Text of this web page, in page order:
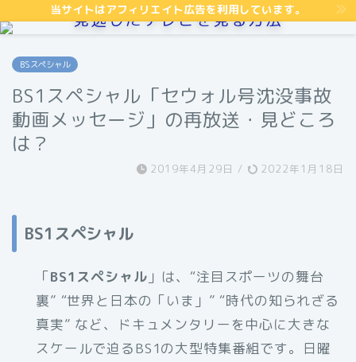
当サイトはアフィリエイト広告を利用しています。
見逃したテレビを見る方法
BSスペシャル
BS1スペシャル「セウォル号沈没事故
動画メッセージ」の再放送・見どころ
は？
2019年4月29日 / 2022年1月18日
BS1スペシャル
「BS1スペシャル 」は、“注目スポーツの舞台
裏” “世界と日本の「いま」” “時代の知られざる
真実” など、ドキュメンタリーを中心に大きな
スケールで迫るBS1の大型特集番組です。日曜